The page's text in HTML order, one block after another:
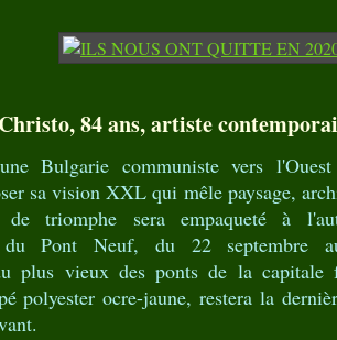
84 ans, artiste
Bulgarie communiste vers
sa vision XXL qui mêle paysage,
triomphe sera empaqueté à
du Pont Neuf, du 22 septembre
plus vieux des ponts de la capitale
polyester ocre-jaune, restera la